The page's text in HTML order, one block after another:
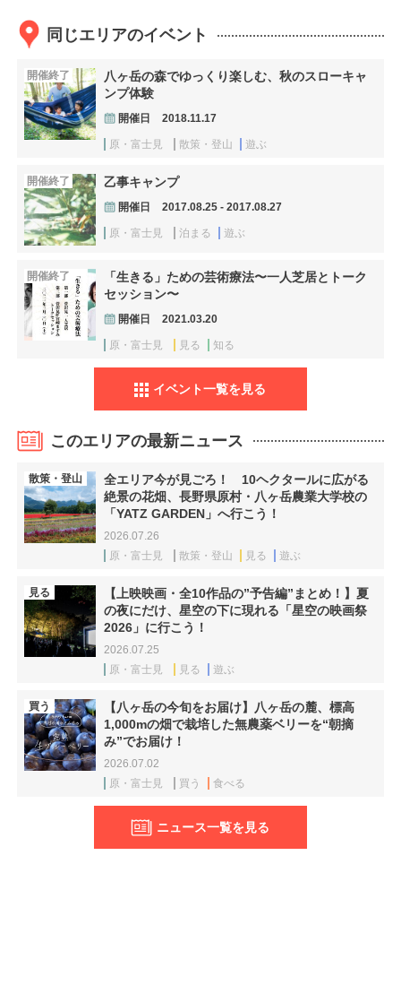
同じエリアのイベント
開催終了
八ヶ岳の森でゆっくり楽しむ、秋のスローキャ
ンプ体験
開催日 2018.11.17
原・富士見 散策・登山 遊ぶ
開催終了 乙事キャンプ
開催日 2017.08.25 - 2017.08.27
原・富士見 泊まる 遊ぶ
開催終了
「生きる」ための芸術療法〜一人芝居とトーク
セッション〜
開催日 2021.03.20
原・富士見 見る 知る
イベント一覧を見る
このエリアの最新ニュース
散策・登山
全エリア今が見ごろ！ 10ヘクタールに広がる
絶景の花畑、長野県原村・八ヶ岳農業大学校の
「YATZ GARDEN」へ行こう！
2026.07.26
原・富士見
散策・登山 見る 遊ぶ
見る
【上映映画・全10作品の”予告編”まとめ！】夏
の夜にだけ、星空の下に現れる「星空の映画祭
2026」に行こう！
2026.07.25
原・富士見
見る 遊ぶ
買う
【八ヶ岳の今旬をお届け】八ヶ岳の麓、標高
1,000mの畑で栽培した無農薬ベリーを“朝摘
み”でお届け！
2026.07.02
原・富士見
買う 食べる
ニュース一覧を見る